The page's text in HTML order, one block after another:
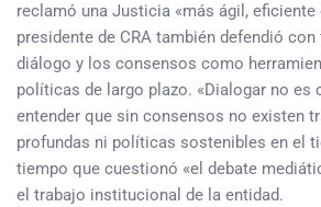
reclamó una Justicia «más ágil, eficiente
presidente de CRA también defendió con
diálogo y los consensos como
políticas de largo plazo. «Dialogar no es
entender que sin consensos no existen
profundas ni políticas sostenibles en el
tiempo que cuestionó «el debate
el trabajo institucional de la entidad.